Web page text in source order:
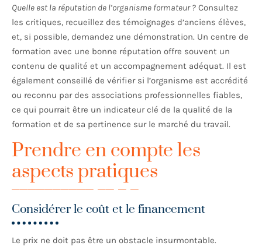
Quelle est la réputation de l’organisme formateur ? Consultez
les critiques, recueillez des témoignages d’anciens élèves,
et, si possible, demandez une démonstration. Un centre de
formation avec une bonne réputation offre souvent un
contenu de qualité et un accompagnement adéquat. Il est
également conseillé de vérifier si l’organisme est accrédité
ou reconnu par des associations professionnelles fiables,
ce qui pourrait être un indicateur clé de la qualité de la
formation et de sa pertinence sur le marché du travail.
Prendre en compte les
aspects pratiques
Considérer le coût et le financement
Le prix ne doit pas être un obstacle insurmontable.